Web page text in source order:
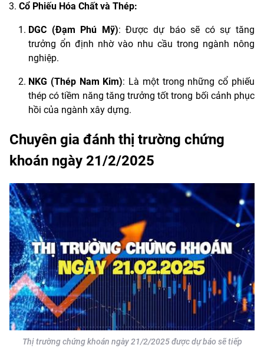
Cổ Phiếu Hóa Chất và Thép:
DGC (Đạm Phú Mỹ): Được dự báo sẽ có sự tăng
trưởng ổn định nhờ vào nhu cầu trong ngành nông
nghiệp.
NKG (Thép Nam Kim): Là một trong những cổ phiếu
thép có tiềm năng tăng trưởng tốt trong bối cảnh phục
hồi của ngành xây dựng.
Chuyên gia đánh thị trường chứng
khoán ngày 21/2/2025
Thị trường chứng khoán ngày 21/2/2025 được dự báo sẽ tiếp